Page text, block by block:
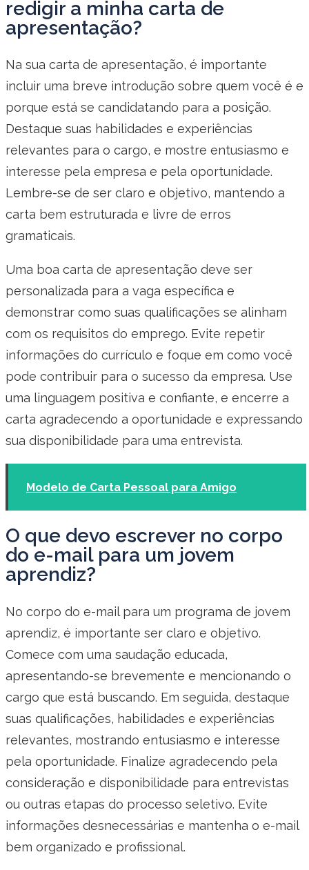
redigir a minha carta de
apresentação?
Na sua carta de apresentação, é importante
incluir uma breve introdução sobre quem você é e
porque está se candidatando para a posição.
Destaque suas habilidades e experiências
relevantes para o cargo, e mostre entusiasmo e
interesse pela empresa e pela oportunidade.
Lembre-se de ser claro e objetivo, mantendo a
carta bem estruturada e livre de erros
gramaticais.
Uma boa carta de apresentação deve ser
personalizada para a vaga específica e
demonstrar como suas qualificações se alinham
com os requisitos do emprego. Evite repetir
informações do currículo e foque em como você
pode contribuir para o sucesso da empresa. Use
uma linguagem positiva e confiante, e encerre a
carta agradecendo a oportunidade e expressando
sua disponibilidade para uma entrevista.
Modelo de Carta Pessoal para Amigo
O que devo escrever no corpo
do e-mail para um jovem
aprendiz?
No corpo do e-mail para um programa de jovem
aprendiz, é importante ser claro e objetivo.
Comece com uma saudação educada,
apresentando-se brevemente e mencionando o
cargo que está buscando. Em seguida, destaque
suas qualificações, habilidades e experiências
relevantes, mostrando entusiasmo e interesse
pela oportunidade. Finalize agradecendo pela
consideração e disponibilidade para entrevistas
ou outras etapas do processo seletivo. Evite
informações desnecessárias e mantenha o e-mail
bem organizado e profissional.